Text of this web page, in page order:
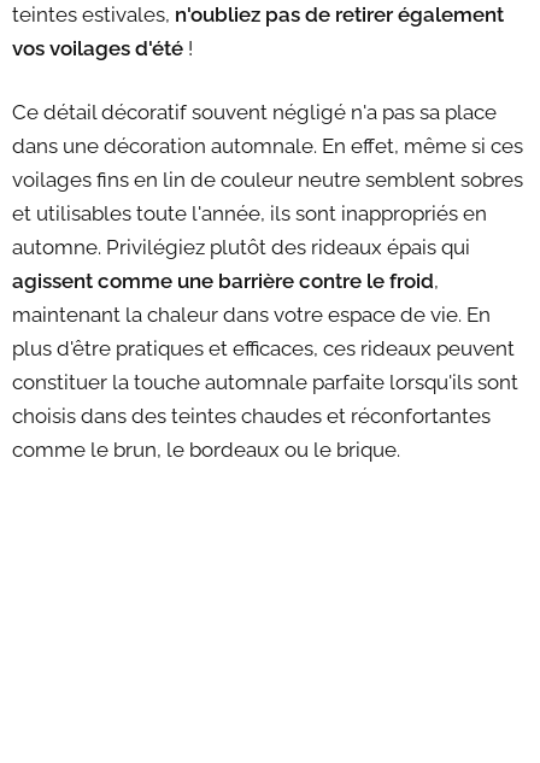
teintes estivales, n'oubliez pas de retirer également
vos voilages d'été !
Ce détail décoratif souvent négligé n'a pas sa place
dans une décoration automnale. En effet, même si ces
voilages fins en lin de couleur neutre semblent sobres
et utilisables toute l'année, ils sont inappropriés en
automne. Privilégiez plutôt des rideaux épais qui
agissent comme une barrière contre le froid,
maintenant la chaleur dans votre espace de vie. En
plus d'être pratiques et efficaces, ces rideaux peuvent
constituer la touche automnale parfaite lorsqu'ils sont
choisis dans des teintes chaudes et réconfortantes
comme le brun, le bordeaux ou le brique.